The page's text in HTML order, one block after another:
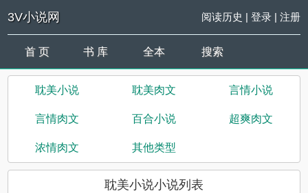
3V小说网 阅读历史 | 登录| 注册
首 页 书 库 全本 搜索
耽美小说 耽美肉文 言情小说
言情肉文 百合小说 超爽肉文
浓情肉文 其他类型
耽美小说小说列表